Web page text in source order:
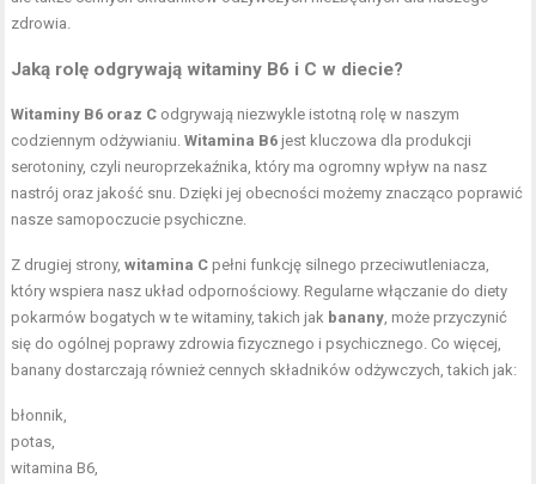
zdrowia.
Jaką rolę odgrywają witaminy B6 i C w diecie?
Witaminy B6 oraz C odgrywają niezwykle istotną rolę w naszym
codziennym odżywianiu.Witamina B6 jest kluczowa dla produkcji
serotoniny, czyli neuroprzekaźnika, który ma ogromny wpływ na nasz
nastrój oraz jakość snu. Dzięki jej obecności możemy znacząco poprawić
nasze samopoczucie psychiczne.
Z drugiej strony,witamina C pełni funkcję silnego przeciwutleniacza,
który wspiera nasz układ odpornościowy. Regularne włączanie do diety
pokarmów bogatych w te witaminy, takich jak banany, może przyczynić
się do ogólnej poprawy zdrowia fizycznego i psychicznego. Co więcej,
banany dostarczają również cennych składników odżywczych, takich jak:
błonnik,
potas,
witamina B6,